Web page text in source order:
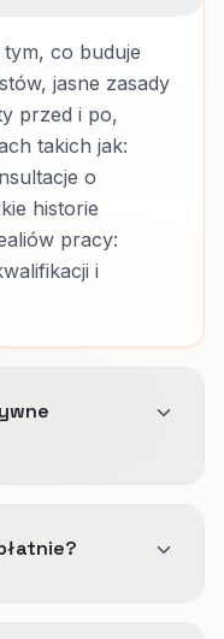
co buduje
jasne zasady
przed i po,
takich jak:
o
historie
pracy:
i
spokojne i